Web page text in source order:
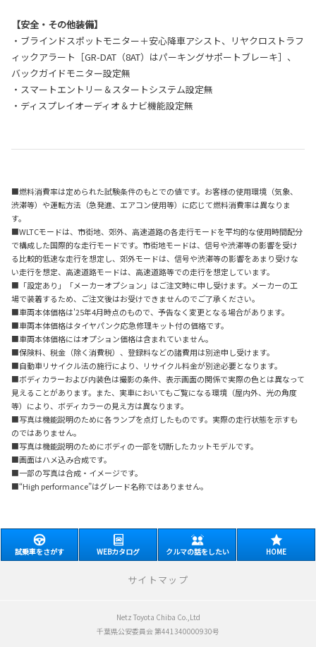
【安全・その他装備】
・ブラインドスポットモニター＋安心降車アシスト、リヤクロストラフ
ィックアラート［GR-DAT（8AT）はパーキングサポートブレーキ］、
バックガイドモニター設定無
・スマートエントリー＆スタートシステム設定無
・ディスプレイオーディオ＆ナビ機能設定無
■燃料消費率は定められた試験条件のもとでの値です。お客様の使用環境（気象、
渋滞等）や運転方法（急発進、エアコン使用等）に応じて燃料消費率は異なりま
す。
■WLTCモードは、市街地、郊外、高速道路の各走行モードを平均的な使用時間配分
で構成した国際的な走行モードです。市街地モードは、信号や渋滞等の影響を受け
る比較的低速な走行を想定し、郊外モードは、信号や渋滞等の影響をあまり受けな
い走行を想定、高速道路モードは、高速道路等での走行を想定しています。
■「設定あり」「メーカーオプション」はご注文時に申し受けます。メーカーの工
場で装着するため、ご注文後はお受けできませんのでご了承ください。
■車両本体価格は'25年4月時点のもので、予告なく変更となる場合があります。
■車両本体価格はタイヤパンク応急修理キット付の価格です。
■車両本体価格にはオプション価格は含まれていません。
■保険料、税金（除く消費税）、登録料などの諸費用は別途申し受けます。
■自動車リサイクル法の施行により、リサイクル料金が別途必要となります。
■ボディカラーおよび内装色は撮影の条件、表示画面の関係で実際の色とは異なって
見えることがあります。また、実車においてもご覧になる環境（屋内外、光の角度
等）により、ボディカラーの見え方は異なります。
■写真は機能説明のために各ランプを点灯したものです。実際の走行状態を示すも
のではありません。
■写真は機能説明のためにボディの一部を切断したカットモデルです。
■画面はハメ込み合成です。
■一部の写真は合成・イメージです。
■“High performance”はグレード名称ではありません。
試乗車をさがす WEBカタログ クルマの話をしたい HOME
サイトマップ
Netz Toyota Chiba Co.,Ltd
千葉県公安委員会 第441340000930号